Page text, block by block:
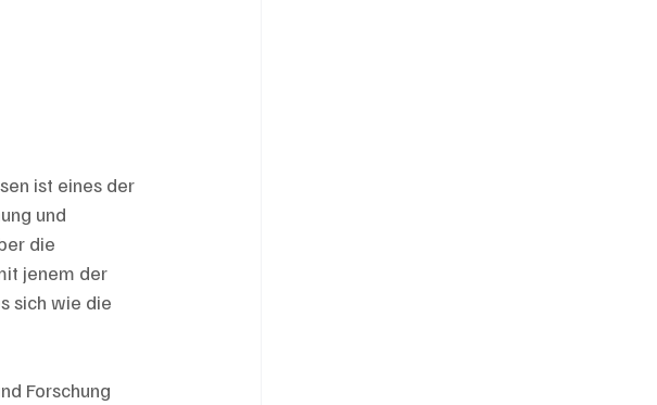
ist eines der
und
die
jenem der
sich wie die
Forschung